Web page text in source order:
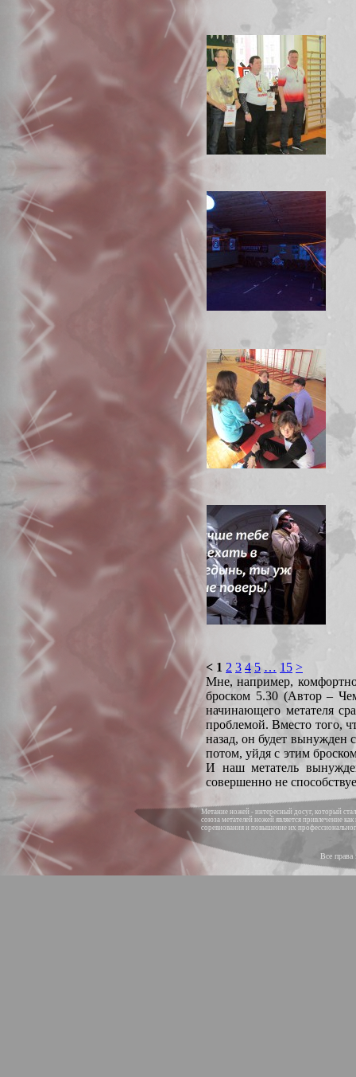
< 1 2 3 4 5 … 15 >
Мне, например,
броском 5.30 (Автор –
начинающего метателя
проблемой. Вместо того,
назад, он будет вынужден
потом, уйдя с этим
И наш метатель
совершенно не
Метание ножей - интересный досуг, который
союза метателей ножей является привлечение
соревнования и повышение их
Все